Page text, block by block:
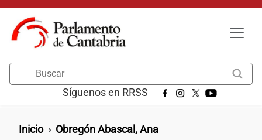
Pasar al contenido principal
Síguenos en RRSS
Ruta de navegación
Inicio Obregón Abascal, Ana